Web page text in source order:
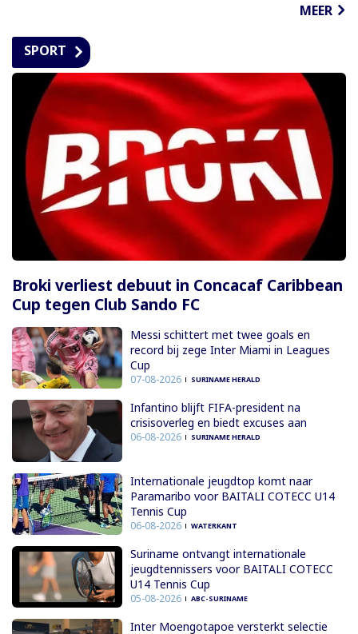
MEER
SPORT
Broki verliest debuut in Concacaf Caribbean
Cup tegen Club Sando FC
Messi schittert met twee goals en
record bij zege Inter Miami in Leagues
Cup
07-08-2026 SURINAME HERALD
Infantino blijft FIFA-president na
crisisoverleg en biedt excuses aan
06-08-2026 SURINAME HERALD
Internationale jeugdtop komt naar
Paramaribo voor BAITALI COTECC U14
Tennis Cup
06-08-2026 WATERKANT
Suriname ontvangt internationale
jeugdtennissers voor BAITALI COTECC
U14 Tennis Cup
05-08-2026 ABC-SURINAME
Inter Moengotapoe versterkt selectie